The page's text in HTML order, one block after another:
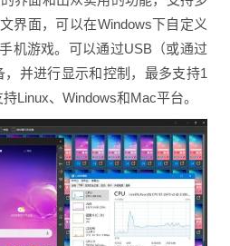
界面，可以在Windows下自定义
机游戏。可以通过USB（或通过
，并进行显示和控制，最多支持1
Linux、Windows和Mac平台。